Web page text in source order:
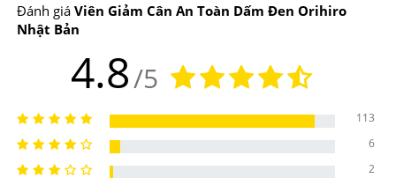
Đen Orihiro
sung vitamin, giúp lưu thông máu tốt, giảm táo bón, thải
chống lão hóa.
Điểm nổi bật của Viên Giảm Cân An Toàn Dấm Đen
Đánh giá Viên Giảm Cân An Toàn Dấm Đen Orihiro
Nhật Bản
4.8/5
113
6
2